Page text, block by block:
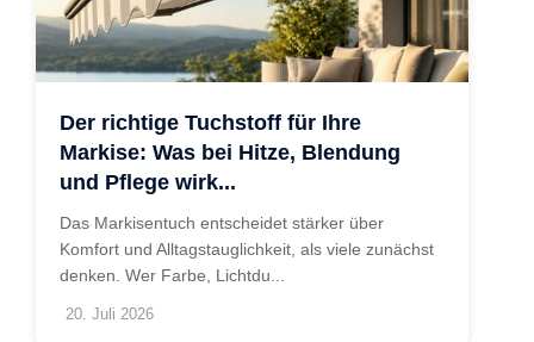
Der richtige Tuchstoff für Ihre
Markise: Was bei Hitze, Blendung
und Pflege wirk...
Das Markisentuch entscheidet stärker über
Komfort und Alltagstauglichkeit, als viele zunächst
denken. Wer Farbe, Lichtdu...
20. Juli 2026